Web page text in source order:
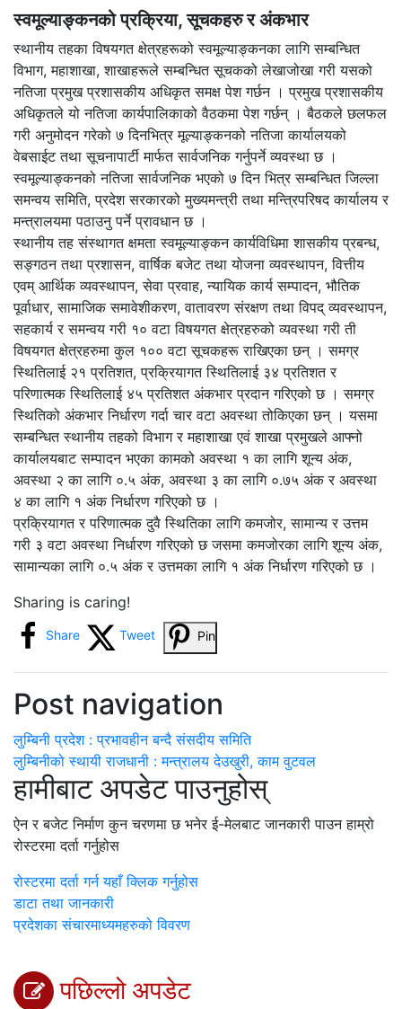
स्वमूल्याङ्कनको प्रक्रिया, सूचकहरु र अंकभार
स्थानीय तहका विषयगत क्षेत्रहरूको स्वमूल्याङ्कनका लागि सम्बन्धित
विभाग, महाशाखा, शाखाहरूले सम्बन्धित सूचकको लेखाजोखा गरी यसको
नतिजा प्रमुख प्रशासकीय अधिकृत समक्ष पेश गर्छन । प्रमुख प्रशासकीय
अधिकृतले यो नतिजा कार्यपालिकाको वैठकमा पेश गर्छन् । बैठकले छलफल
गरी अनुमोदन गरेको ७ दिनभित्र मूल्याङ्कनको नतिजा कार्यालयको
वेबसाईट तथा सूचनापार्टी मार्फत सार्वजनिक गर्नुपर्ने व्यवस्था छ ।
स्वमूल्याङ्कनको नतिजा सार्वजनिक भएको ७ दिन भित्र सम्बन्धित जिल्ला
समन्वय समिति, प्रदेश सरकारको मुख्यमन्त्री तथा मन्त्रिपरिषद कार्यालय र
मन्त्रालयमा पठाउनु पर्ने प्रावधान छ ।
स्थानीय तह संस्थागत क्षमता स्वमूल्याङ्कन कार्यविधिमा शासकीय प्रबन्ध,
सङ्गठन तथा प्रशासन, वार्षिक बजेट तथा योजना व्यवस्थापन, वित्तीय
एवम् आर्थिक व्यवस्थापन, सेवा प्रवाह, न्यायिक कार्य सम्पादन, भौतिक
पूर्वाधार, सामाजिक समावेशीकरण, वातावरण संरक्षण तथा विपद् व्यवस्थापन,
सहकार्य र समन्वय गरी १० वटा विषयगत क्षेत्रहरुको व्यवस्था गरी ती
विषयगत क्षेत्रहरुमा कुल १०० वटा सूचकहरू राखिएका छन् । समग्र
स्थितिलाई २१ प्रतिशत, प्रक्रियागत स्थितिलाई ३४ प्रतिशत र
परिणात्मक स्थितिलाई ४५ प्रतिशत अंकभार प्रदान गरिएको छ । समग्र
स्थितिको अंकभार निर्धारण गर्दा चार वटा अवस्था तोकिएका छन् । यसमा
सम्बन्धित स्थानीय तहको विभाग र महाशाखा एवं शाखा प्रमुखले आफ्नो
कार्यालयबाट सम्पादन भएका कामको अवस्था १ का लागि शून्य अंक,
अवस्था २ का लागि ०.५ अंक, अवस्था ३ का लागि ०.७५ अंक र अवस्था
४ का लागि १ अंक निर्धारण गरिएको छ ।
प्रक्रियागत र परिणात्मक दुवै स्थितिका लागि कमजोर, सामान्य र उत्तम
गरी ३ वटा अवस्था निर्धारण गरिएको छ जसमा कमजोरका लागि शून्य अंक,
सामान्यका लागि ०.५ अंक र उत्तमका लागि १ अंक निर्धारण गरिएको छ ।
Sharing is caring!
Share Tweet Pin
Post navigation
लुम्बिनी प्रदेश : प्रभावहीन बन्दै संसदीय समिति
लुम्बिनीको स्थायी राजधानी : मन्त्रालय देउखुरी, काम वुटवल
हामीबाट अपडेट पाउनुहोस्
ऐन र बजेट निर्माण कुन चरणमा छ भनेर ई-मेलबाट जानकारी पाउन हाम्रो
रोस्टरमा दर्ता गर्नुहोस
रोस्टरमा दर्ता गर्न यहाँ क्लिक गर्नुहोस
डाटा तथा जानकारी
प्रदेशका संचारमाध्यमहरुको विवरण
पछिल्लो अपडेट